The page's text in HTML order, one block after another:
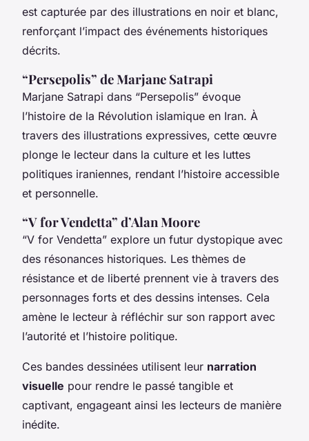
est capturée par des illustrations en noir et blanc,
renforçant l’impact des événements historiques
décrits.
“Persepolis” de Marjane Satrapi
Marjane Satrapi dans “Persepolis” évoque
l’histoire de la Révolution islamique en Iran. À
travers des illustrations expressives, cette œuvre
plonge le lecteur dans la culture et les luttes
politiques iraniennes, rendant l’histoire accessible
et personnelle.
“V for Vendetta” d’Alan Moore
“V for Vendetta” explore un futur dystopique avec
des résonances historiques. Les thèmes de
résistance et de liberté prennent vie à travers des
personnages forts et des dessins intenses. Cela
amène le lecteur à réfléchir sur son rapport avec
l’autorité et l’histoire politique.
Ces bandes dessinées utilisent leur narration
visuelle pour rendre le passé tangible et
captivant, engageant ainsi les lecteurs de manière
inédite.